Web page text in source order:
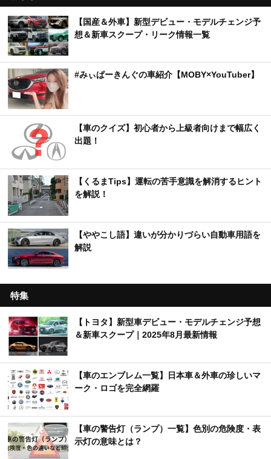
【国産＆外車】新型デビュー・モデルチェンジ予
想＆新車スクープ・リーク情報一覧
#みぃぱーきんぐの車紹介【MOBY×YouTuber】
【車のクイズ】初心者から上級者向けまで幅広く
出題！
【くるまTips】運転の苦手意識を解消するヒント
を解説！
【ややこし語】違いが分かりづらい自動車用語を
解説
特集
【トヨタ】新型車デビュー・モデルチェンジ予想
＆新車スクープ｜2025年8月最新情報
【車のエンブレム一覧】日本車＆外車の珍しいマ
ーク・ロゴを完全網羅
【車の警告灯（ランプ）一覧】色別の危険度・表
示灯の意味とは？